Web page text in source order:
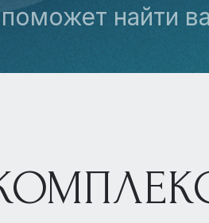
найти